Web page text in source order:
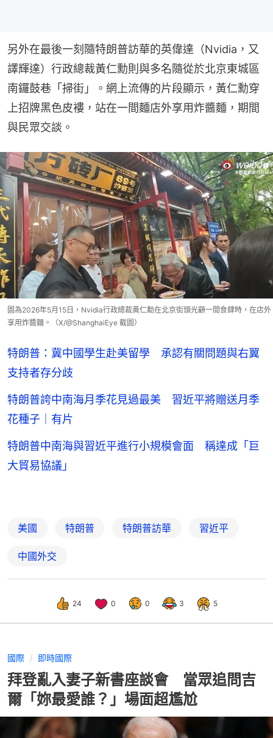
另外在最後一刻隨特朗普訪華的英偉達（Nvidia，又
譯輝達）行政總裁黃仁勳則與多名隨從於北京東城區
南鑼鼓巷「掃街」。網上流傳的片段顯示，黃仁勳穿
上招牌黑色皮褸，站在一間麵店外享用炸醬麵，期間
與民眾交談。
圖為2026年5月15日，Nvidia行政總裁黃仁勳在北京街頭光顧一間食肆時，在店外
享用炸醬麵。（X/@ShanghaiEye 截圖）
特朗普：冀中國學生赴美留學 承認有關問題與右翼
支持者存分歧
特朗普誇中南海月季花見過最美 習近平將贈送月季
花種子｜有片
特朗普中南海與習近平進行小規模會面 稱達成「巨
大貿易協議」
美國 特朗普 特朗普訪華 習近平
中國外交
24 0 0 3 5
國際 即時國際
拜登亂入妻子新書座談會 當眾追問吉
爾「妳最愛誰？」場面超尷尬